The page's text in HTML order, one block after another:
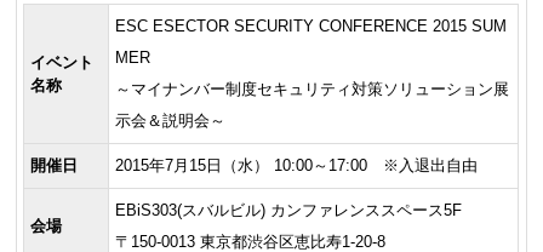
イベント
名称
ESC ESECTOR SECURITY CONFERENCE 2015 SUM
MER
～マイナンバー制度セキュリティ対策ソリューション展
示会＆説明会～
開催日 2015年7月15日（水） 10:00～17:00 ※入退出自由
会場
EBiS303(スバルビル) カンファレンススペース5F
〒150-0013 東京都渋谷区恵比寿1-20-8